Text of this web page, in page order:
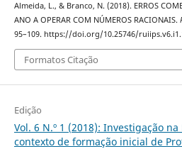
Almeida, L., & Branco, N. (2018). ERROS
ANO A OPERAR COM NÚMEROS RACIONAIS.
95–109. https://doi.org/10.25746/
Formatos Citação
Edição
Vol. 6 N.º 1 (2018): Investigação
contexto de formação inicial de